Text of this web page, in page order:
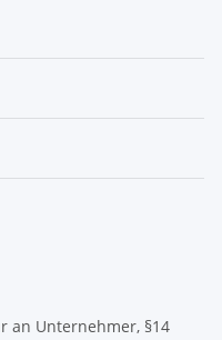
an Unternehmer, §14